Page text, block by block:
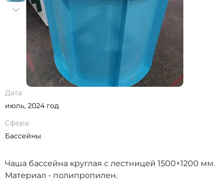
Дата
июль, 2024 год
Сфера
Бассейны
Чаша бассейна круглая с лестницей 1500×1200 мм.
Материал - полипропилен.